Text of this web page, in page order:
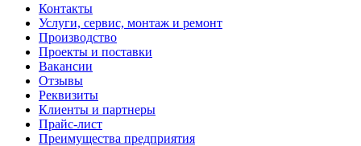
Контакты
Услуги, сервис, монтаж и ремонт
Производство
Проекты и поставки
Вакансии
Отзывы
Реквизиты
Клиенты и партнеры
Прайс-лист
Преимущества предприятия